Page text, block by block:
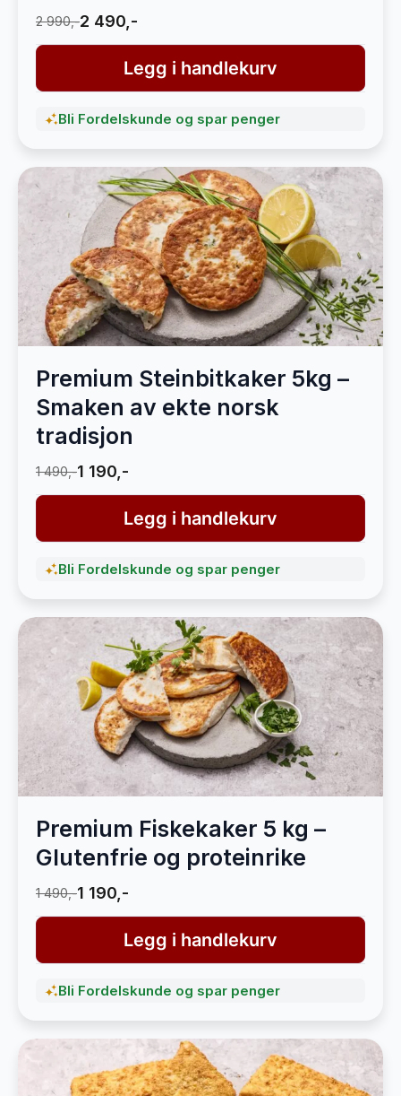
2 990,-2 490,-
Legg i handlekurv
Bli Fordelskunde og spar penger
Premium Steinbitkaker 5kg –
Smaken av ekte norsk
tradisjon
1 490,-1 190,-
Legg i handlekurv
Bli Fordelskunde og spar penger
Premium Fiskekaker 5 kg –
Glutenfrie og proteinrike
1 490,-1 190,-
Legg i handlekurv
Bli Fordelskunde og spar penger